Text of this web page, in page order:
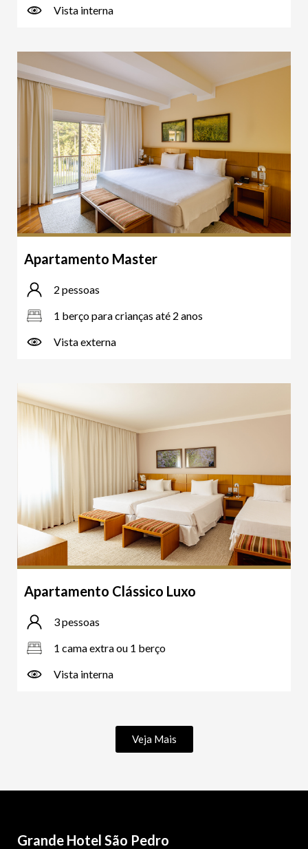
Vista interna
Apartamento Master
2 pessoas
1 berço para crianças até 2 anos
Vista externa
Apartamento Clássico Luxo
3 pessoas
1 cama extra ou 1 berço
Vista interna
Veja Mais
Grande Hotel São Pedro